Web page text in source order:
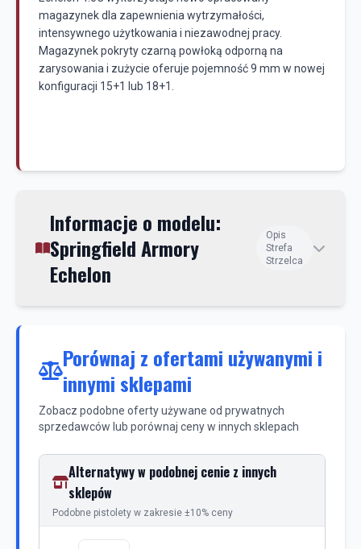
magazynek dla zapewnienia wytrzymałości,
intensywnego użytkowania i niezawodnej pracy.
Magazynek pokryty czarną powłoką odporną na
zarysowania i zużycie oferuje pojemność 9 mm w nowej
konfiguracji 15+1 lub 18+1.
Informacje o modelu:
Springfield Armory
Echelon
Opis
Strefa
Strzelca
Porównaj z ofertami używanymi i
innymi sklepami
Zobacz podobne oferty używane od prywatnych
sprzedawców lub porównaj ceny w innych sklepach
Alternatywy w podobnej cenie z innych
sklepów
Podobne pistolety w zakresie ±10% ceny